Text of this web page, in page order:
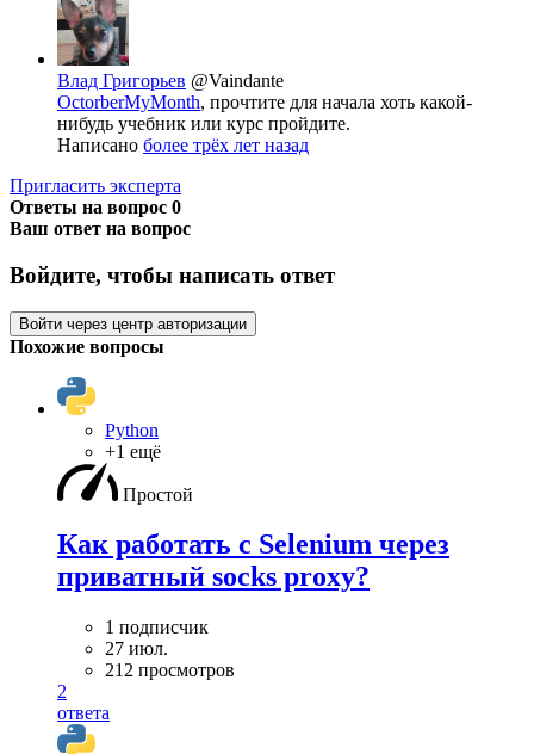
Влад Григорьев @Vaindante
OctorberMyMonth, прочтите для начала хоть какой-
нибудь учебник или курс пройдите.
Написано более трёх лет назад
Пригласить эксперта
Ответы на вопрос 0
Ваш ответ на вопрос
Войдите, чтобы написать ответ
Войти через центр авторизации
Похожие вопросы
Python
+1 ещё
Простой
Как работать с Selenium через
приватный socks proxy?
1 подписчик
27 июл.
212 просмотров
2
ответа